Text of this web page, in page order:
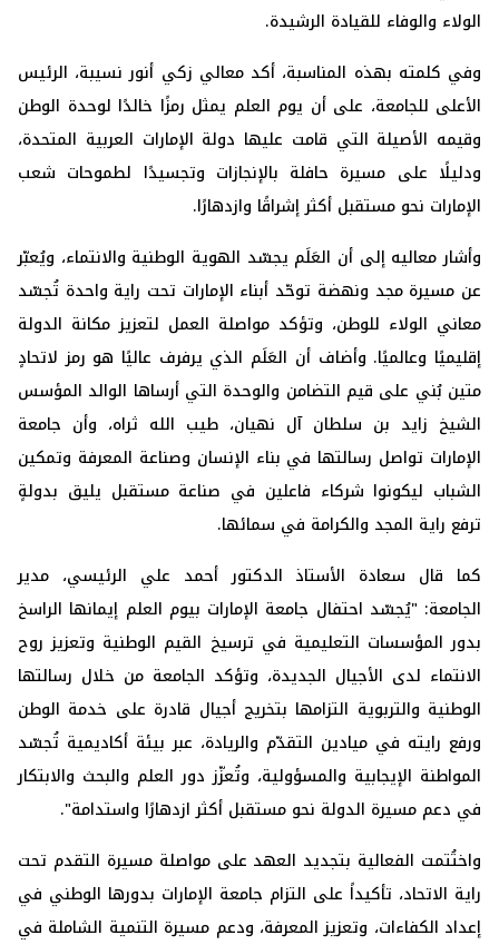
الولاء والوفاء للقيادة الرشيدة.
وفي كلمته بهذه المناسبة، أكد معالي زكي أنور نسيبة، الرئيس
الأعلى للجامعة، على أن يوم العلم يمثل رمزًا خالدًا لوحدة الوطن
وقيمه الأصيلة التي قامت عليها دولة الإمارات العربية المتحدة،
ودليلًا على مسيرة حافلة بالإنجازات وتجسيدًا لطموحات شعب
الإمارات نحو مستقبل أكثر إشراقًا وازدهارًا.
وأشار معاليه إلى أن العَلَم يجسّد الهوية الوطنية والانتماء، ويُعبّر
عن مسيرة مجد ونهضة توحّد أبناء الإمارات تحت راية واحدة تُجسّد
معاني الولاء للوطن، وتؤكد مواصلة العمل لتعزيز مكانة الدولة
إقليميًا وعالميًا. وأضاف أن العَلَم الذي يرفرف عاليًا هو رمز لاتحادٍ
متين بُني على قيم التضامن والوحدة التي أرساها الوالد المؤسس
الشيخ زايد بن سلطان آل نهيان، طيب الله ثراه، وأن جامعة
الإمارات تواصل رسالتها في بناء الإنسان وصناعة المعرفة وتمكين
الشباب ليكونوا شركاء فاعلين في صناعة مستقبل يليق بدولةٍ
ترفع راية المجد والكرامة في سمائها.
كما قال سعادة الأستاذ الدكتور أحمد علي الرئيسي، مدير
الجامعة: "يُجسّد احتفال جامعة الإمارات بيوم العلم إيمانها الراسخ
بدور المؤسسات التعليمية في ترسيخ القيم الوطنية وتعزيز روح
الانتماء لدى الأجيال الجديدة، وتؤكد الجامعة من خلال رسالتها
الوطنية والتربوية التزامها بتخريج أجيال قادرة على خدمة الوطن
ورفع رايته في ميادين التقدّم والريادة، عبر بيئة أكاديمية تُجسّد
المواطنة الإيجابية والمسؤولية، وتُعزّز دور العلم والبحث والابتكار
في دعم مسيرة الدولة نحو مستقبل أكثر ازدهارًا واستدامة".
واختُتمت الفعالية بتجديد العهد على مواصلة مسيرة التقدم تحت
راية الاتحاد، تأكيداً على التزام جامعة الإمارات بدورها الوطني في
إعداد الكفاءات، وتعزيز المعرفة، ودعم مسيرة التنمية الشاملة في